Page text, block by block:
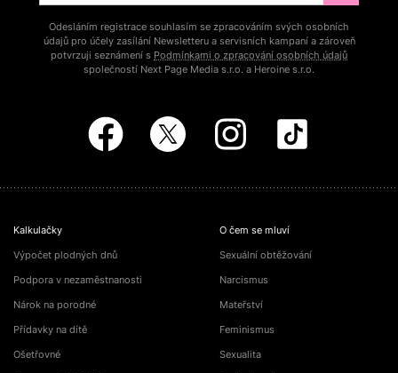
Odesláním registrace souhlasím se zpracováním svých osobních
údajů pro účely zasílání Newsletteru a servisních kampaní a zároveň
potvrzuji seznámení s Podmínkami o zpracování osobních údajů
společností Next Page Media s.r.o. a Heroine s.r.o.
Kalkulačky
Výpočet plodných dnů
Podpora v nezaměstnanosti
Nárok na porodné
Přídavky na dítě
Ošetřovné
O čem se mluví
Sexuální obtěžování
Narcismus
Mateřství
Feminismus
Sexualita